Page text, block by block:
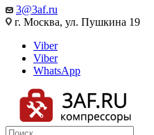
3@3af.ru
г. Москва, ул. Пушкина 19
Viber
Viber
WhatsApp